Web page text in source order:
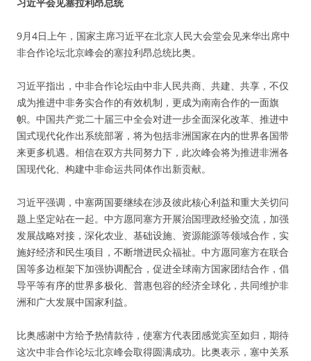
9月4日上午，国家主席习近平在北京人民大会堂会见来华出席中
非合作论坛北京峰会的塞拉利昂总统比奥。
习近平指出，中非合作论坛由中非人民共商、共建、共享，不仅
成为推进中非务实合作的有效机制，更成为南南合作的一面旗
帜。中国共产党二十届三中全会对进一步全面深化改革、推进中
国式现代化作出系统部署，将为包括非洲国家在内的世界各国带
来更多机遇。相信在双方共同努力下，此次峰会将为推进非洲各
国现代化、构建中非命运共同体作出新贡献。
习近平强调，中塞两国要继续在涉及彼此核心利益和重大关切问
题上坚定站在一起。中方愿同塞方开展治国理政经验交流，加强
发展战略对接，深化农业、基础设施、资源能源等领域合作，实
施好经济和民生项目，不断增进民众福祉。中方愿同塞方在联合
国等多边框架下加强协调配合，促进全球南方国家团结合作，倡
导平等有序的世界多极化、普惠包容的经济全球化，共同维护非
洲和广大发展中国家利益。
比奥感谢中方给予热情款待，使塞方代表团感觉宾至如归，期待
这次中非合作论坛北京峰会取得圆满成功。比奥表示，塞中关系